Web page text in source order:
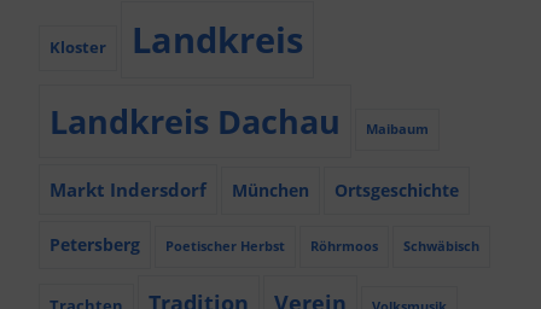
Kloster Landkreis
Landkreis Dachau Maibaum
Markt Indersdorf München Ortsgeschichte
Petersberg Poetischer Herbst Röhrmoos Schwäbisch
Tradition Verein